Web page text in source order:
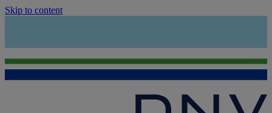
Skip to content